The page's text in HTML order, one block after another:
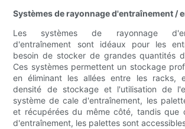
Systèmes de rayonnage d'entraînement /
Les systèmes de rayonnage
d'entraînement sont idéaux pour les
besoin de stocker de grandes quantités
Ces systèmes permettent un stockage
en éliminant les allées entre les racks,
densité de stockage et l'utilisation de
système de cale d'entraînement, les
et récupérées du même côté, tandis que
d'entraînement, les palettes sont